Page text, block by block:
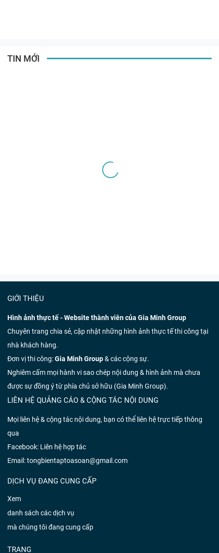
TIN MỚI
GIỚI THIỆU
Hình ảnh thực tế - Website thành viên của Gia Minh Group
Chuyên trang chia sẻ, cập nhật những hình ảnh thực tế thi công tại
nhà khách hàng.
Đơn vị thi công:Gia Minh Group& các cộng sự.
Nghiêm cấm mọi hành vi sao chép nội dung & hình ảnh mà chưa
được sự đồng ý từ phía chủ sở hữu (Gia Minh Group).
LIÊN HỆ QUẢNG CÁO & CỘNG TÁC NỘI DUNG
Mọi liên hệ & cộng tác nội dung, bạn có thể liên hệ trực tiếp thông
qua
Facebook: Liên hệ hợp tác
Email: tongbientaptoasoan@gmail.com
DỊCH VỤ ĐANG CUNG CẤP
Xem
danh sách các dịch vụ
mà chúng tôi đang cung cấp
TRANG